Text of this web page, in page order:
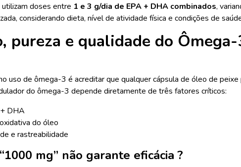
doses entre 1 e 3 g/dia de EPA + DHA combinados,
considerando dieta, nível de atividade física e condições de
pureza e qualidade do
uso de ômega-3 é acreditar que qualquer cápsula de óleo de
do ômega-3 depende diretamente de três fatores críticos:
DHA
do óleo
e rastreabilidade
mg” não garante eficácia ?